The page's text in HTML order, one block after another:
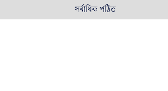
সর্বাধিক পঠিত